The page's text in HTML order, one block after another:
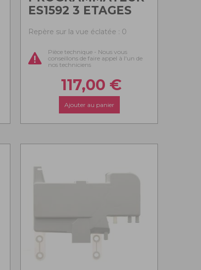
ES1592 3 ETAGES
Repère sur la vue éclatée : 0
Pièce technique - Nous vous
conseillons de faire appel à l'un de
nos techniciens
117,00 €
Ajouter au panier